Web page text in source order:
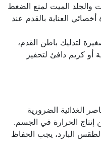
والجلد الميت لمنع الضغط
العناية بالقدم عند
لتدليك باطن القدم،
أو كريم دافئ لتحفيز
الغذائية الضرورية
إنتاج الحرارة في الجسم.
البارد، يجب الحفاظ